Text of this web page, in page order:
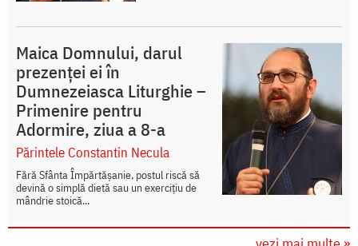
Maica Domnului, darul
prezenței ei în
Dumnezeiasca Liturghie –
Primenire pentru
Adormire, ziua a 8-a
Părintele Constantin Necula
Fără Sfânta Împărtășanie, postul riscă să
devină o simplă dietă sau un exercițiu de
mândrie stoică...